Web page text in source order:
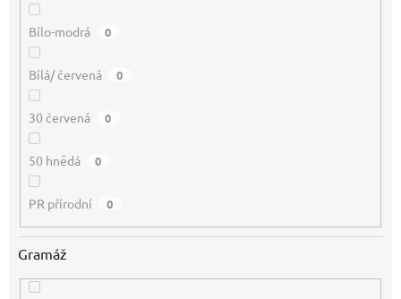
Bílo-modrá 0
Bílá/ červená 0
30 červená 0
50 hnědá 0
PR přírodní 0
Gramáž